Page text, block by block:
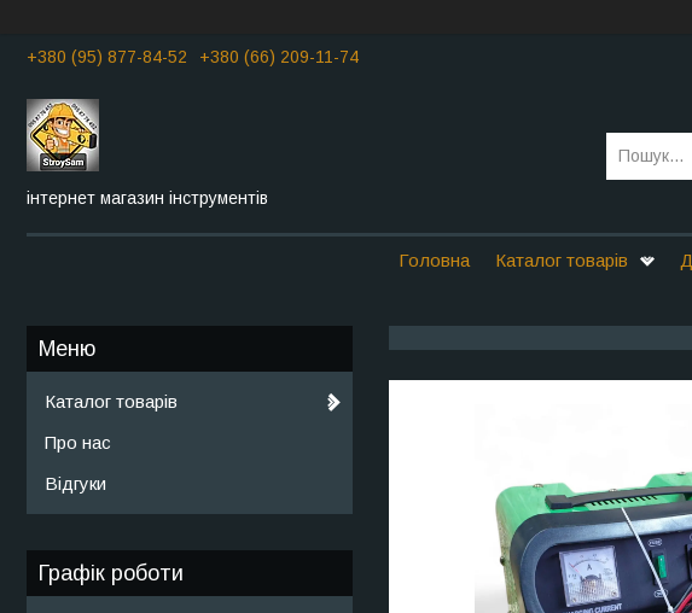
+380 (95) 877-84-52 +380 (66) 209-11-74
інтернет магазин інструментів
Головна Каталог товарів
Каталог товарів
Про нас
Відгуки
Графік роботи